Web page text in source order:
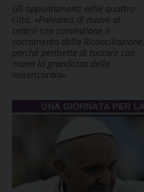
Gli appuntamenti nelle quattro
città. «Poniamo di nuovo al
centro con convinzione il
sacramento della Riconciliazione,
perché permette di toccare con
mano la grandezza della
misericordia».